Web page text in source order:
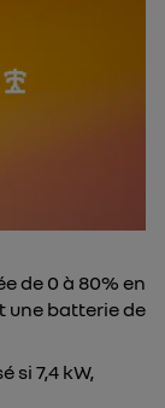
de 0 à 80% en
une batterie de
si 7,4 kW,